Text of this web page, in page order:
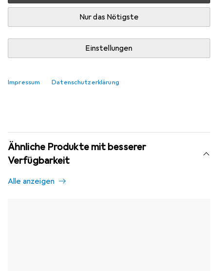
Nur das Nötigste
Einstellungen
Impressum Datenschutzerklärung
Aktuell nicht lieferbar
Benachrichtigen, wenn lieferbar
Kostenloser Versand ab 30,– i
Ähnliche Produkte mit besserer
Verfügbarkeit
Alle anzeigen